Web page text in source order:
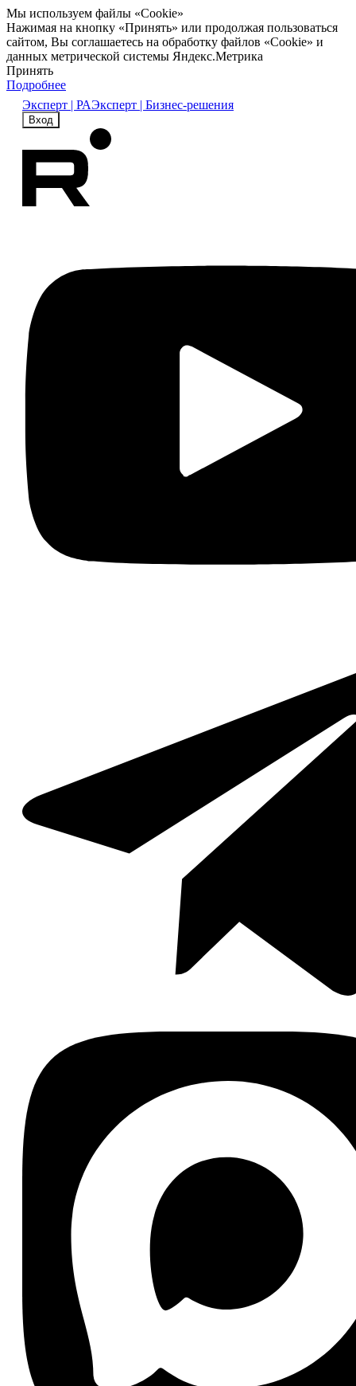
Мы используем файлы «Cookie»
Нажимая на кнопку «Принять» или продолжая пользоваться
сайтом, Вы соглашаетесь на обработку файлов «Cookie» и
данных метрической системы Яндекс.Метрика
Принять
Подробнее
Эксперт | РАЭксперт | Бизнес-решения
Вход